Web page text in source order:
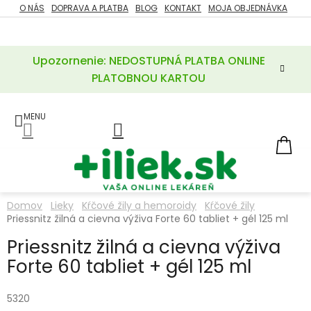
Prejsť
na
Upozornenie: NEDOSTUPNÁ PLATBA ONLINE
PLATOBNOU KARTOU
O NÁS DOPRAVA A PLATBA BLOG KONTAKT MOJA OBJEDNÁVKA
ZĽAVY
POTREBY
A
LIEKY
VITAMÍNY
MINERÁLY
Domov Lieky Kŕčové žily a hemoroidy
Kŕčové žily
Priessnitz žilná a cievna výživa Forte 60 tabliet + gél 125 ml
Priessnitz žilná a cievna výživa
Forte 60 tabliet + gél 125 ml
5320